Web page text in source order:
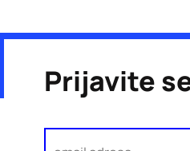
Prijavite